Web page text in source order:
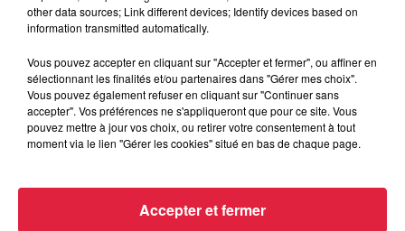
6 août 2026
Tags antisémites à Strasbourg :
Catherine Trautmann réagit
6 août 2026
Au zoo de Mulhouse : rencontre
other data sources; Link different devices; Identify devices based on
information transmitted automatically.
Vous pouvez accepter en cliquant sur "Accepter et fermer", ou affiner en
sélectionnant les finalités et/ou partenaires dans "Gérer mes choix".
Vous pouvez également refuser en cliquant sur "Continuer sans
accepter". Vos préférences ne s'appliqueront que pour ce site. Vous
pouvez mettre à jour vos choix, ou retirer votre consentement à tout
moment via le lien "Gérer les cookies" situé en bas de chaque page.
Accepter et fermer